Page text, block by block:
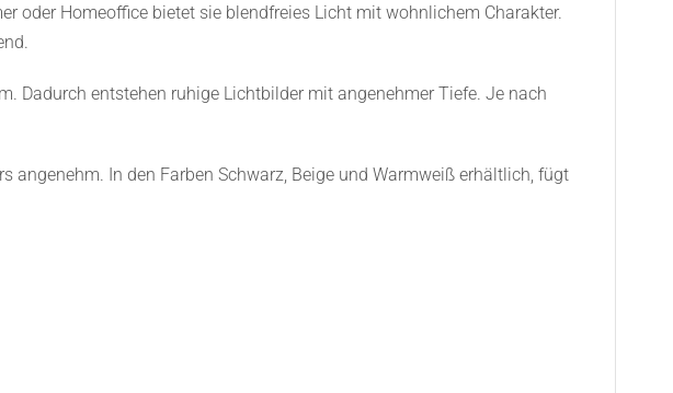
oder Homeoffice bietet sie blendfreies Licht mit wohnlichem Charakter.
Dadurch entstehen ruhige Lichtbilder mit angenehmer Tiefe. Je nach
angenehm. In den Farben Schwarz, Beige und Warmweiß erhältlich, fügt